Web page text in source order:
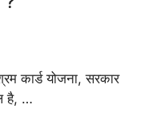
कार्ड योजना, सरकार
है, …